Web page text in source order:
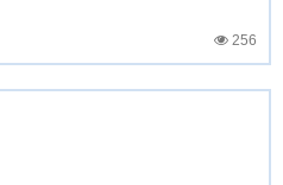
256